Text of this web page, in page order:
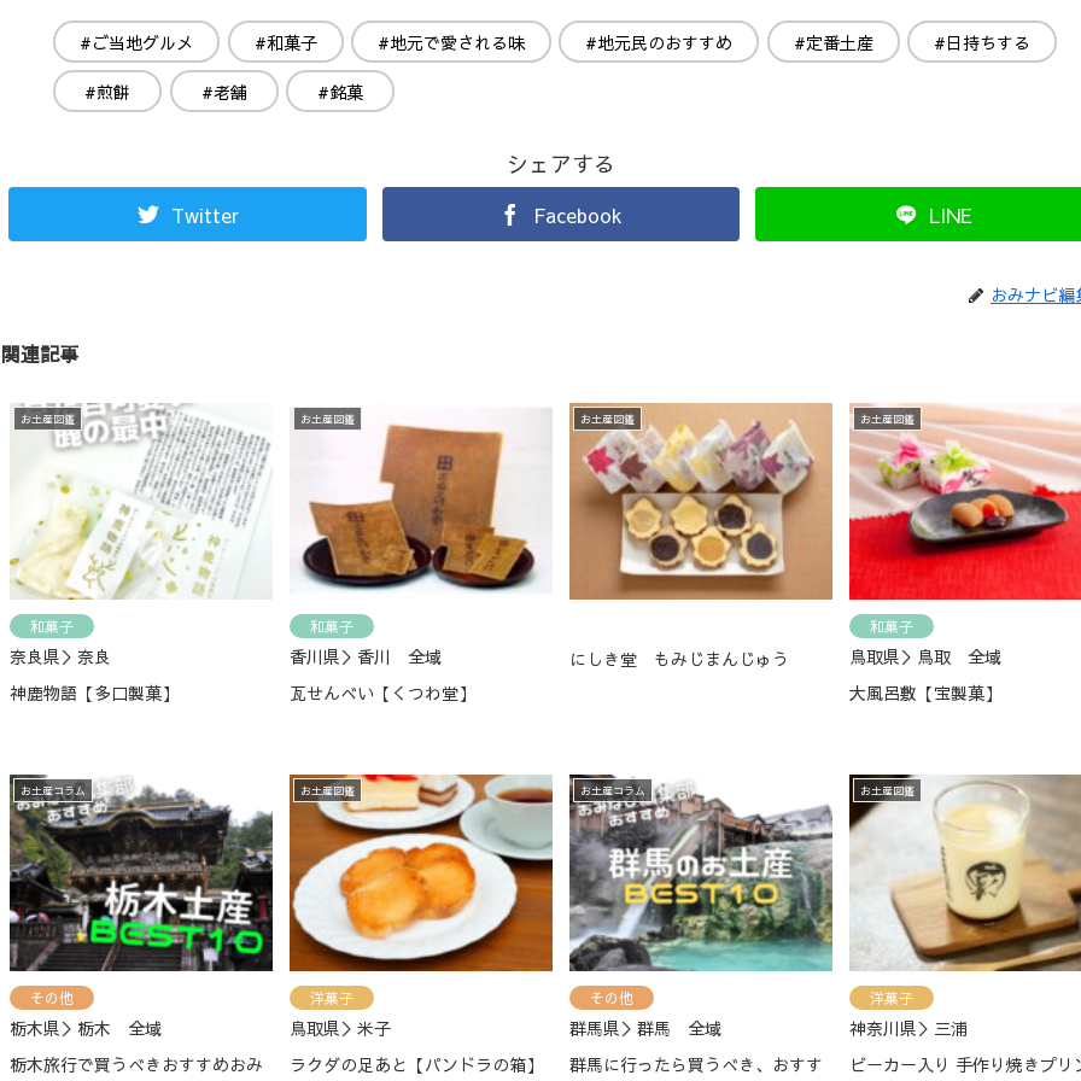
#ご当地グルメ #和菓子 #地元で愛される味 #地元民のおすすめ #定番土産 #日持ちする
#煎餅 #老舗 #銘菓
シェアする
Twitter Facebook LINE
おみナビ編
関連記事
お土産図鑑
和菓子
奈良県＞奈良
神鹿物語【多口製菓】
お土産図鑑
和菓子
香川県＞香川 全域
瓦せんべい【くつわ堂】
お土産図鑑
にしき堂 もみじまんじゅう
お土産図鑑
和菓子
鳥取県＞鳥取 全域
大風呂敷【宝製菓】
お土産コラム
その他
栃木県＞栃木 全域
栃木旅行で買うべきおすすめおみ
お土産図鑑
洋菓子
鳥取県＞米子
ラクダの足あと【パンドラの箱】
お土産コラム
その他
群馬県＞群馬 全域
群馬に行ったら買うべき、おすす
お土産図鑑
洋菓子
神奈川県＞三浦
ビーカー入り 手作り焼きプリ